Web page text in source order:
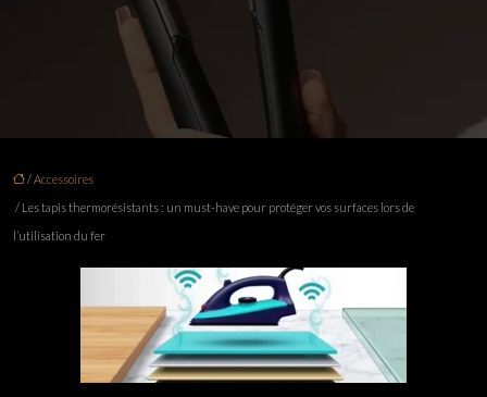
/Accessoires
/ Les tapis thermorésistants : un must-have pour protéger vos surfaces lors de
l’utilisation du fer